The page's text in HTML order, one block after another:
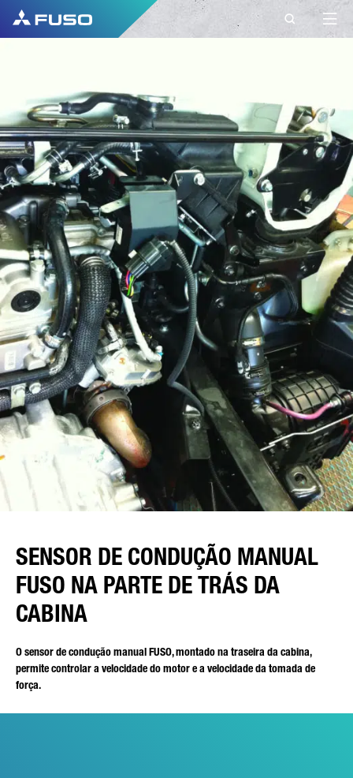
SENSOR DE CONDUÇÃO MANUAL
FUSO NA PARTE DE TRÁS DA
CABINA
O sensor de condução manual FUSO, montado na traseira da cabina,
permite controlar a velocidade do motor e a velocidade da tomada de
força.